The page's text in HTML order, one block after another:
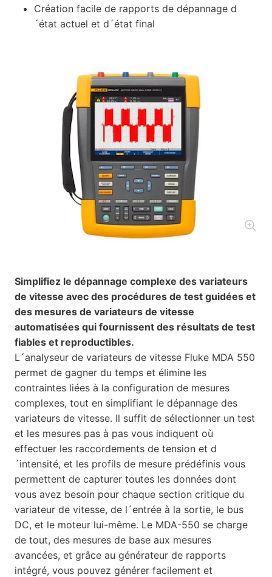
Création facile de rapports de dépannage d
´état actuel et d´état final
Simplifiez le dépannage complexe des variateurs
de vitesse avec des procédures de test guidées et
des mesures de variateurs de vitesse
automatisées qui fournissent des résultats de test
fiables et reproductibles.
L´analyseur de variateurs de vitesse Fluke MDA 550
permet de gagner du temps et élimine les
contraintes liées à la configuration de mesures
complexes, tout en simplifiant le dépannage des
variateurs de vitesse. Il suffit de sélectionner un test
et les mesures pas à pas vous indiquent où
effectuer les raccordements de tension et d
´intensité, et les profils de mesure prédéfinis vous
permettent de capturer toutes les données dont
vous avez besoin pour chaque section critique du
variateur de vitesse, de l´entrée à la sortie, le bus
DC, et le moteur lui-même. Le MDA-550 se charge
de tout, des mesures de base aux mesures
avancées, et grâce au générateur de rapports
intégré, vous pouvez générer facilement et